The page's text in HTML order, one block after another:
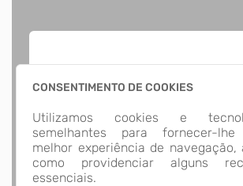
CONSENTIMENTO DE COOKIES
Utilizamos cookies e
semelhantes para fornecer-
melhor experiência de navegação,
como providenciar alguns
essenciais.